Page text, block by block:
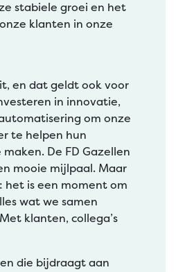
stabiele groei en het
klanten in onze
en dat geldt ook voor
in innovatie,
om onze
te helpen hun
De FD Gazellen
mooie mijlpaal. Maar
het is een moment om
wat we samen
klanten, collega’s
die bijdraagt aan